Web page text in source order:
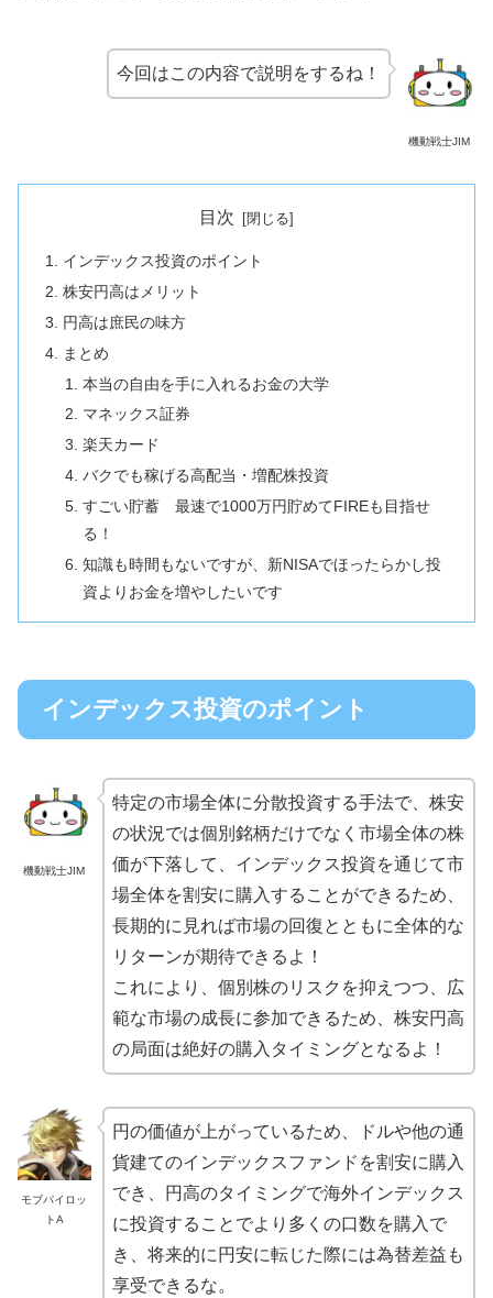
機動戦士JIM
今回はこの内容で説明をするね！
目次
インデックス投資のポイント
株安円高はメリット
円高は庶民の味方
まとめ
本当の自由を手に入れるお金の大学
マネックス証券
楽天カード
バクでも稼げる高配当・増配株投資
すごい貯蓄 最速で1000万円貯めてFIREも目指せ
る！
知識も時間もないですが、新NISAでほったらかし投
資よりお金を増やしたいです
インデックス投資のポイント
機動戦士JIM
特定の市場全体に分散投資する手法で、株安
の状況では個別銘柄だけでなく市場全体の株
価が下落して、インデックス投資を通じて市
場全体を割安に購入することができるため、
長期的に見れば市場の回復とともに全体的な
リターンが期待できるよ！
これにより、個別株のリスクを抑えつつ、広
範な市場の成長に参加できるため、株安円高
の局面は絶好の購入タイミングとなるよ！
モブパイロッ
トA
円の価値が上がっているため、ドルや他の通
貨建てのインデックスファンドを割安に購入
でき、円高のタイミングで海外インデックス
に投資することでより多くの口数を購入で
き、将来的に円安に転じた際には為替差益も
享受できるな。